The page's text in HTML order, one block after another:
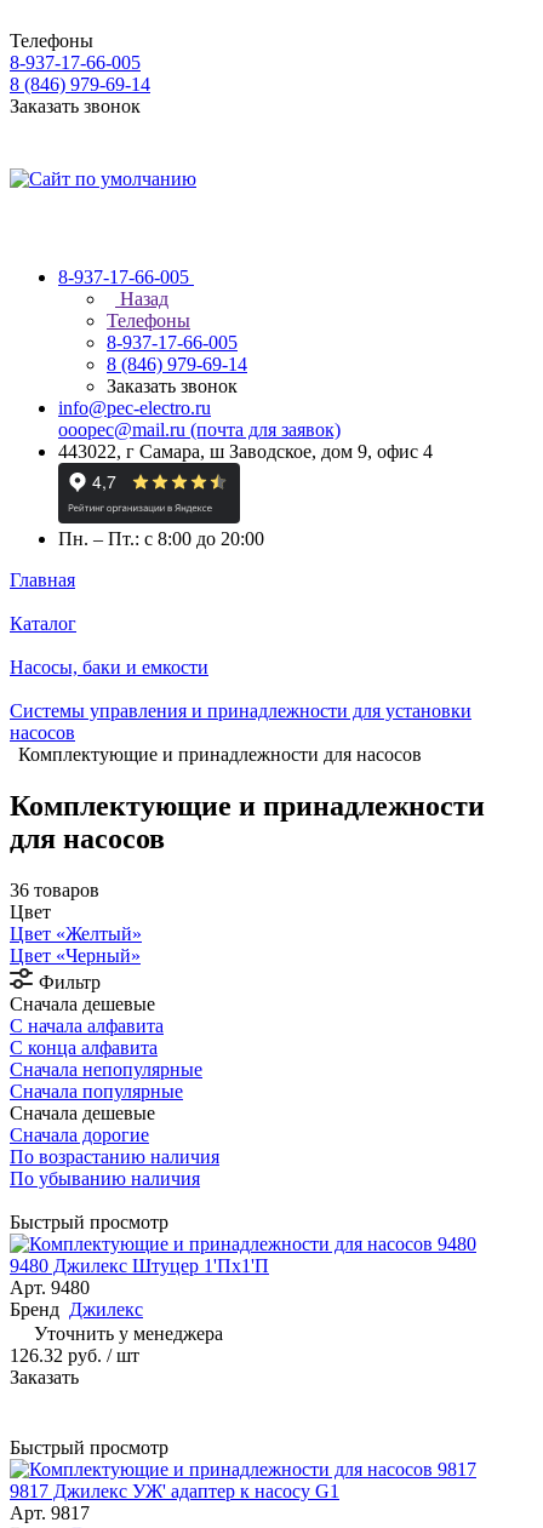
Телефоны
8-937-17-66-005
8 (846) 979-69-14
Заказать звонок
8-937-17-66-005
Назад
Телефоны
8-937-17-66-005
8 (846) 979-69-14
Заказать звонок
info@pec-electro.ru
ooopec@mail.ru (почта для заявок)
443022, г Самара, ш Заводское, дом 9, офис 4
Пн. – Пт.: с 8:00 до 20:00
Главная
Каталог
Насосы, баки и емкости
Системы управления и принадлежности для установки
насосов
Комплектующие и принадлежности для насосов
Комплектующие и принадлежности
для насосов
36 товаров
Цвет
Цвет «Желтый»
Цвет «Черный»
Фильтр
Сначала дешевые
С начала алфавита
С конца алфавита
Сначала непопулярные
Сначала популярные
Сначала дешевые
Сначала дорогие
По возрастанию наличия
По убыванию наличия
Быстрый просмотр
9480 Джилекс Штуцер 1'Пх1'П
Арт. 9480
Бренд Джилекс
Уточнить у менеджера
126.32 руб. / шт
Заказать
Быстрый просмотр
9817 Джилекс УЖ' адаптер к насосу G1
Арт. 9817